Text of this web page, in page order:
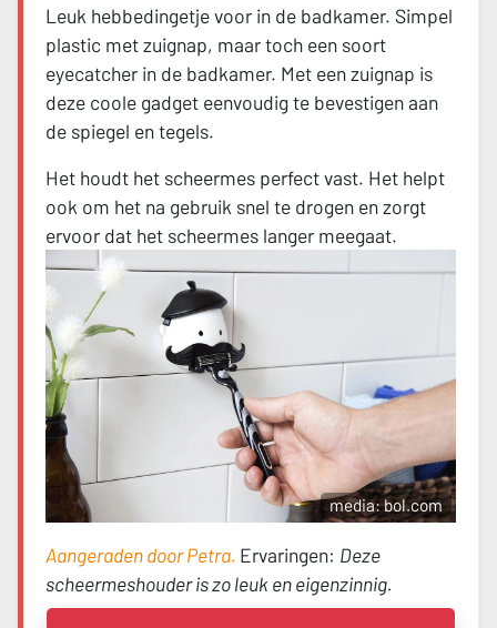
Leuk hebbedingetje voor in de badkamer. Simpel
plastic met zuignap, maar toch een soort
eyecatcher in de badkamer. Met een zuignap is
deze coole gadget eenvoudig te bevestigen aan
de spiegel en tegels.
Het houdt het scheermes perfect vast. Het helpt
ook om het na gebruik snel te drogen en zorgt
ervoor dat het scheermes langer meegaat.
media: bol.com
Aangeraden door Petra. Ervaringen: Deze
scheermeshouder is zo leuk en eigenzinnig.